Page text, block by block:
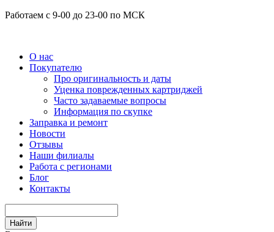
Работаем с 9-00 до 23-00 по МСК
О нас
Покупателю
Про оригинальность и даты
Уценка поврежденных картриджей
Часто задаваемые вопросы
Информация по скупке
Заправка и ремонт
Новости
Отзывы
Наши филиалы
Работа с регионами
Блог
Контакты
Найти